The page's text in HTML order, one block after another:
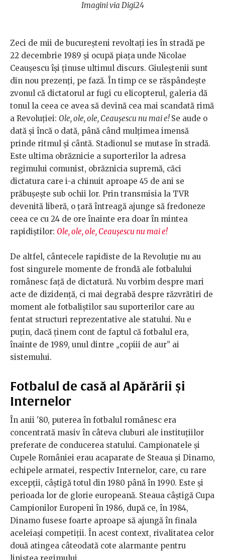
Imagini via Digi24
Zeci de mii de bucureșteni revoltați ies în stradă pe
22 decembrie 1989 și ocupă piața unde Nicolae
Ceaușescu își ținuse ultimul discurs. Giuleștenii sunt
din nou prezenți, pe fază. În timp ce se răspândește
zvonul că dictatorul ar fugi cu elicopterul, galeria dă
tonul la ceea ce avea să devină cea mai scandată rimă
a Revoluției: Ole, ole, ole, Ceaușescu nu mai e! Se aude o
dată și încă o dată, până când mulțimea imensă
prinde ritmul și cântă. Stadionul se mutase în stradă.
Este ultima obrăznicie a suporterilor la adresa
regimului comunist, obrăznicia supremă, căci
dictatura care i-a chinuit aproape 45 de ani se
prăbușește sub ochii lor. Prin transmisia la TVR
devenită liberă, o țară întreagă ajunge să fredoneze
ceea ce cu 24 de ore înainte era doar în mintea
rapidiștilor: Ole, ole, ole, Ceaușescu nu mai e!
De altfel, cântecele rapidiste de la Revoluție nu au
fost singurele momente de frondă ale fotbalului
românesc față de dictatură. Nu vorbim despre mari
acte de dizidență, ci mai degrabă despre răzvrătiri de
moment ale fotbaliștilor sau suporterilor care au
fentat structuri reprezentative ale statului. Nu e
puțin, dacă ținem cont de faptul că fotbalul era,
înainte de 1989, unul dintre „copiii de aur” ai
sistemului.
Fotbalul de casă al Apărării și
Internelor
În anii '80, puterea în fotbalul românesc era
concentrată masiv în câteva cluburi ale instituțiilor
preferate de conducerea statului. Campionatele și
Cupele României erau acaparate de Steaua și Dinamo,
echipele armatei, respectiv Internelor, care, cu rare
excepții, câștigă totul din 1980 până în 1990. Este și
perioada lor de glorie europeană. Steaua câștigă Cupa
Campionilor Europeni în 1986, după ce, în 1984,
Dinamo fusese foarte aproape să ajungă în finala
aceleiași competiții. În acest context, rivalitatea celor
două atingea câteodată cote alarmante pentru